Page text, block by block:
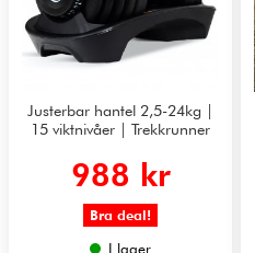
Justerbar hantel 2,5-24kg |
15 viktnivåer | Trekkrunner
988 kr
Bra deal!
I lager